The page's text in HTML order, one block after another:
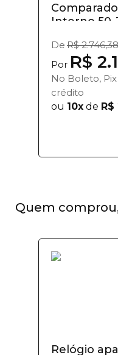
Interno 50-
De R$ 2.746,38
Por R$
No Boleto,
crédito
ou 10x de R$
Quem
Relógio